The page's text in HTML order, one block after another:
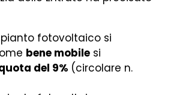
fotovoltaico si
bene mobile si
del 9% (circolare n.